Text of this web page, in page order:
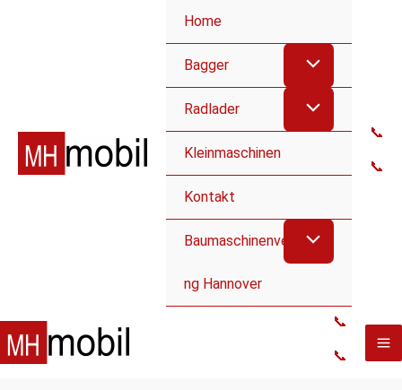
Home
Bagger
Radlader
Kleinmaschinen
Kontakt
Baumaschinenvermietu
ng Hannover
📞
📞
📞
📞